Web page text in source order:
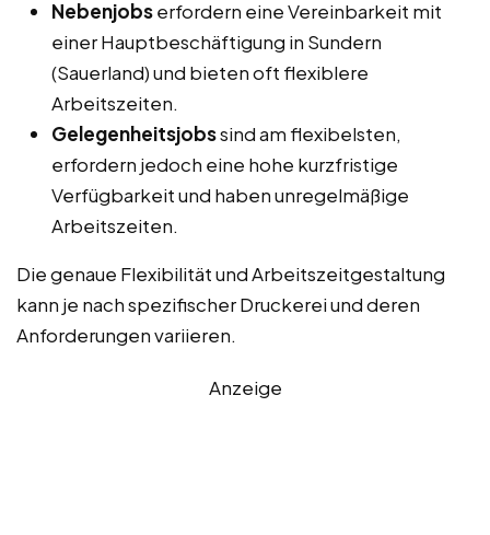
Nebenjobserfordern eine Vereinbarkeit mit
einer Hauptbeschäftigung in Sundern
(Sauerland) und bieten oft flexiblere
Arbeitszeiten.
Gelegenheitsjobssind am flexibelsten,
erfordern jedoch eine hohe kurzfristige
Verfügbarkeit und haben unregelmäßige
Arbeitszeiten.
Die genaue Flexibilität und Arbeitszeitgestaltung
kann je nach spezifischer Druckerei und deren
Anforderungen variieren.
Anzeige